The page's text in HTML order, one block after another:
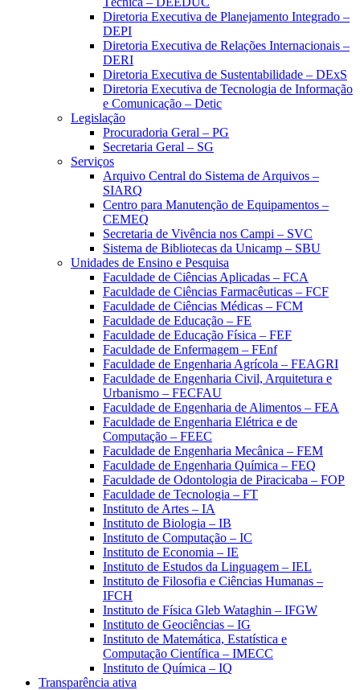
Diretoria Executiva de Planejamento Integrado –
DEPI
Diretoria Executiva de Relações Internacionais –
DERI
Diretoria Executiva de Sustentabilidade – DExS
Diretoria Executiva de Tecnologia de Informação
e Comunicação – Detic
Legislação
Procuradoria Geral – PG
Secretaria Geral – SG
Serviços
Arquivo Central do Sistema de Arquivos –
SIARQ
Centro para Manutenção de Equipamentos –
CEMEQ
Secretaria de Vivência nos Campi – SVC
Sistema de Bibliotecas da Unicamp – SBU
Unidades de Ensino e Pesquisa
Faculdade de Ciências Aplicadas – FCA
Faculdade de Ciências Farmacêuticas – FCF
Faculdade de Ciências Médicas – FCM
Faculdade de Educação – FE
Faculdade de Educação Física – FEF
Faculdade de Enfermagem – FEnf
Faculdade de Engenharia Agrícola – FEAGRI
Faculdade de Engenharia Civil, Arquitetura e
Urbanismo – FECFAU
Faculdade de Engenharia de Alimentos – FEA
Faculdade de Engenharia Elétrica e de
Computação – FEEC
Faculdade de Engenharia Mecânica – FEM
Faculdade de Engenharia Química – FEQ
Faculdade de Odontologia de Piracicaba – FOP
Faculdade de Tecnologia – FT
Instituto de Artes – IA
Instituto de Biologia – IB
Instituto de Computação – IC
Instituto de Economia – IE
Instituto de Estudos da Linguagem – IEL
Instituto de Filosofia e Ciências Humanas –
IFCH
Instituto de Física Gleb Wataghin – IFGW
Instituto de Geociências – IG
Instituto de Matemática, Estatística e
Computação Científica – IMECC
Instituto de Química – IQ
Transparência ativa